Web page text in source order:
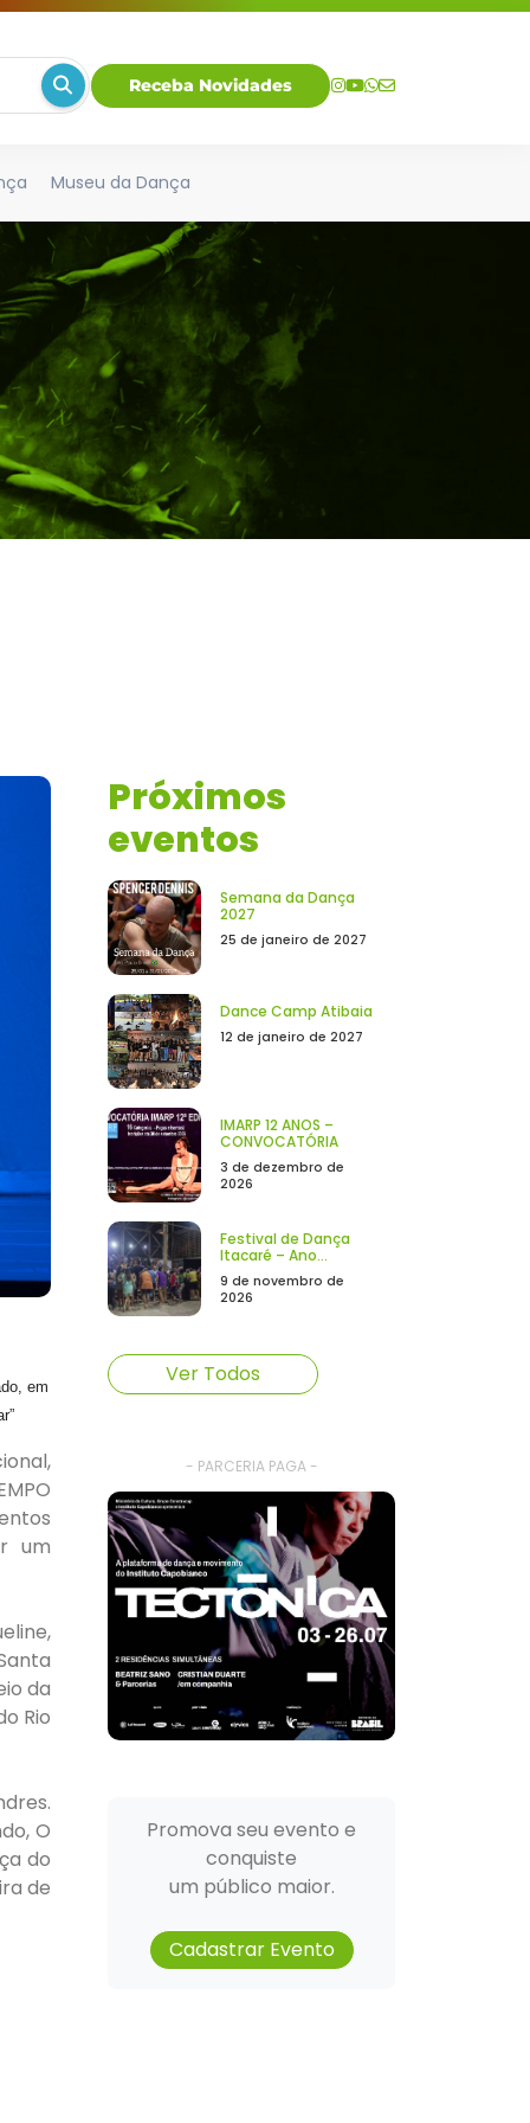
Receba Novidades
Museu da Dança
em
um
da
Rio
O
do
de
Próximos
eventos
Semana da Dança
2027
25 de janeiro de 2027
Dance Camp Atibaia
12 de janeiro de 2027
IMARP 12 ANOS –
CONVOCATÓRIA
3 de dezembro de
2026
Festival de Dança
Itacaré – Ano...
9 de novembro de
2026
Ver Todos
- PARCERIA PAGA -
Promova seu evento e
conquiste
um público maior.
Cadastrar Evento